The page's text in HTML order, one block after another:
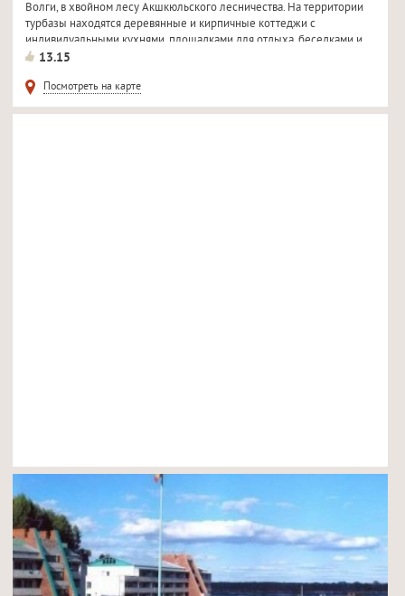
Волги, в хвойном лесу Акшкюльского лесничества. На территории
турбазы находятся деревянные и кирпичные коттеджи с
индивидуальными кухнями, площадками для отдыха, беседками и...
13.15
Посмотреть на карте